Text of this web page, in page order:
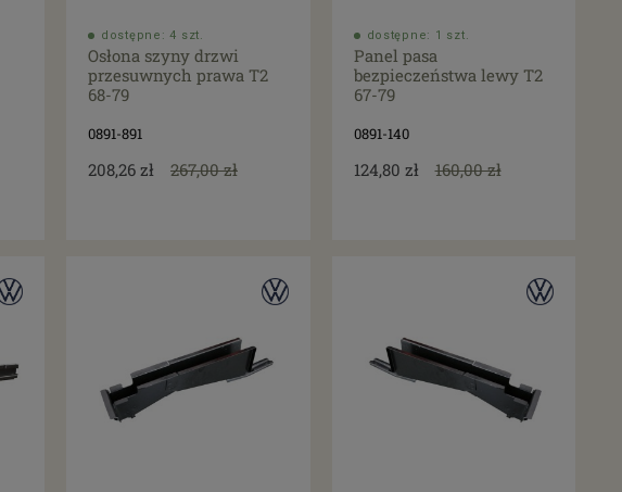
dostępne: 4 szt.
Osłona szyny drzwi
przesuwnych prawa T2
68-79
0891-891
208,26 zł 267,00 zł
dostępne: 1 szt.
Panel pasa
bezpieczeństwa lewy T2
67-79
0891-140
124,80 zł 160,00 zł